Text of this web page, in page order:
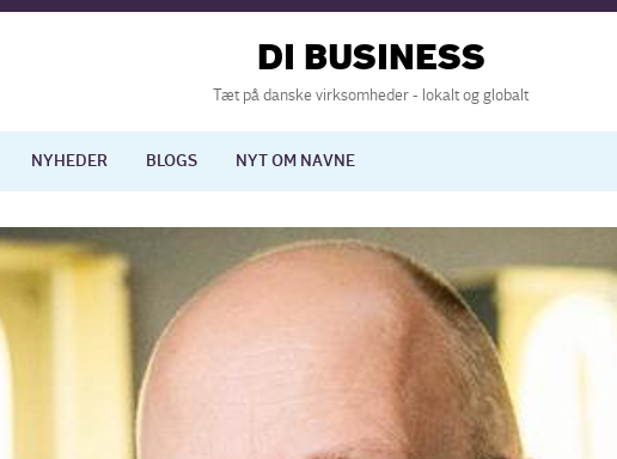
DI BUSINESS
Tæt på danske virksomheder - lokalt og globalt
NYHEDER BLOGS NYT OM NAVNE
Digitalisering International økonomi
Uddannelse Europapolitik